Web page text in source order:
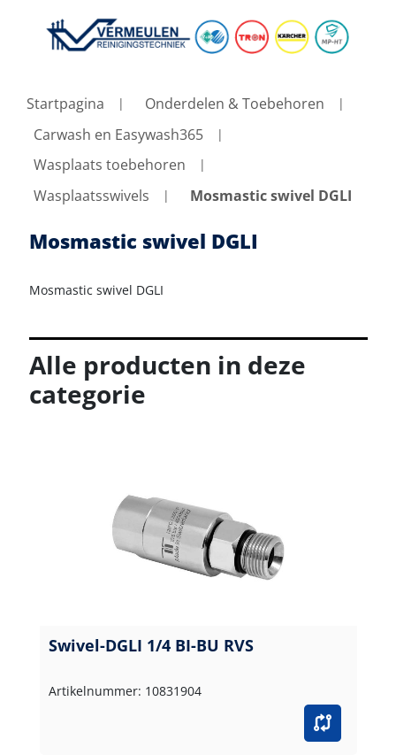
Startpagina
Onderdelen & Toebehoren
Carwash en Easywash365
Wasplaats toebehoren
Wasplaatsswivels
Mosmastic swivel DGLI
Mosmastic swivel DGLI
Mosmastic swivel DGLI
Alle producten in deze
categorie
Swivel-DGLI 1/4 BI-BU RVS
Artikelnummer: 10831904